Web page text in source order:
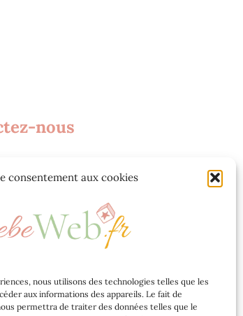
consentement aux cookies
nous utilisons des technologies telles que les
aux informations des appareils. Le fait de
permettra de traiter des données telles que le
nous